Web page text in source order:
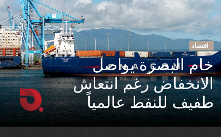
اقتصاد
خام البصرة يواصل
الانخفاض رغم انتعاش
طفيف للنفط عالمياً